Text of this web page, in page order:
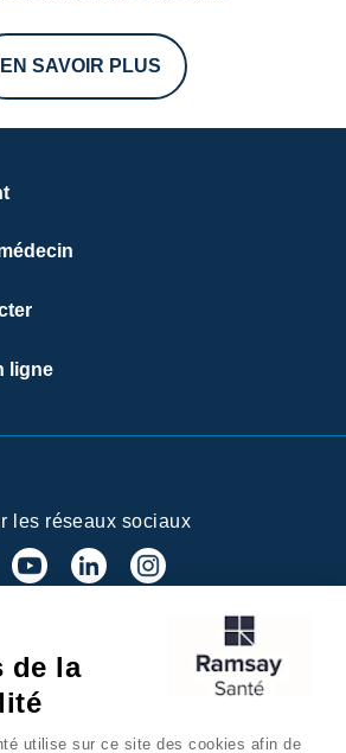
EN SAVOIR PLUS
ligne
les réseaux sociaux
de la
utilise sur ce site des cookies afin de